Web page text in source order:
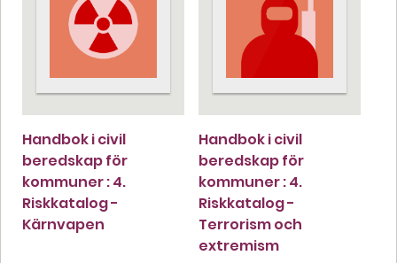
Handbok i civil
beredskap för
kommuner : 4.
Riskkatalog -
Kärnvapen
Handbok i civil
beredskap för
kommuner : 4.
Riskkatalog -
Terrorism och
extremism